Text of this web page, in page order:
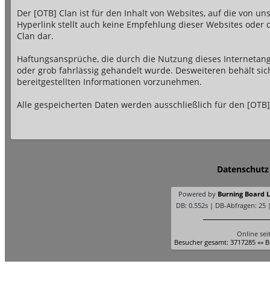
Der [OTB] Clan ist für den Inhalt von Websites, auf die von
Hyperlink stellt auch keine Empfehlung dieser Websites
Clan dar.
Haftungsansprüche, die durch die Nutzung dieses
oder grob fahrlässig gehandelt wurde. Desweiteren behält
bereitgestellten Informationen vorzunehmen.
Alle gespeicherten Daten werden ausschließlich für den
Datenschutz
Powered by Burning Board
DB: 0.552s | DB-Abfragen: 25
Online
Besucher gesamt: 3717285 «»